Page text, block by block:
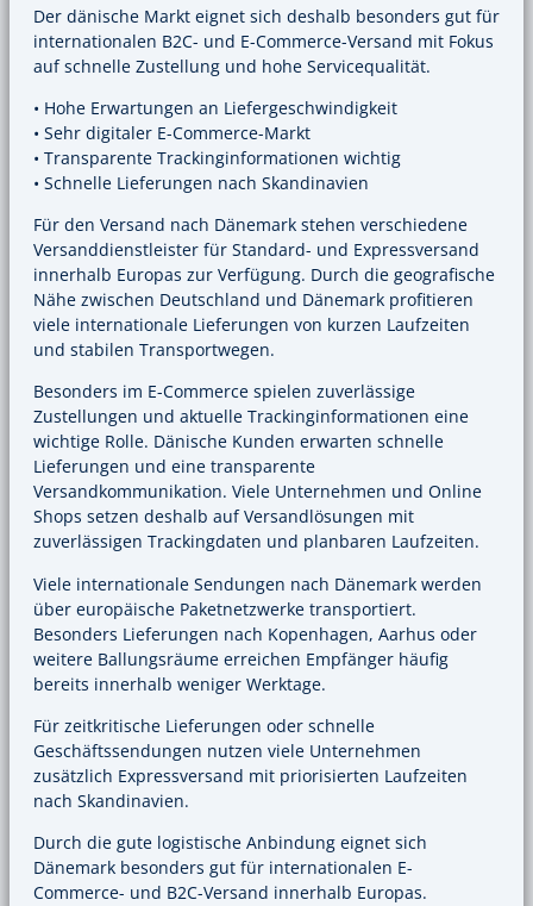
Der dänische Markt eignet sich deshalb besonders gut für
internationalen B2C- und E-Commerce-Versand mit Fokus
auf schnelle Zustellung und hohe Servicequalität.
• Hohe Erwartungen an Liefergeschwindigkeit
• Sehr digitaler E-Commerce-Markt
• Transparente Trackinginformationen wichtig
• Schnelle Lieferungen nach Skandinavien
Für den Versand nach Dänemark stehen verschiedene
Versanddienstleister für Standard- und Expressversand
innerhalb Europas zur Verfügung. Durch die geografische
Nähe zwischen Deutschland und Dänemark profitieren
viele internationale Lieferungen von kurzen Laufzeiten
und stabilen Transportwegen.
Besonders im E-Commerce spielen zuverlässige
Zustellungen und aktuelle Trackinginformationen eine
wichtige Rolle. Dänische Kunden erwarten schnelle
Lieferungen und eine transparente
Versandkommunikation. Viele Unternehmen und Online
Shops setzen deshalb auf Versandlösungen mit
zuverlässigen Trackingdaten und planbaren Laufzeiten.
Viele internationale Sendungen nach Dänemark werden
über europäische Paketnetzwerke transportiert.
Besonders Lieferungen nach Kopenhagen, Aarhus oder
weitere Ballungsräume erreichen Empfänger häufig
bereits innerhalb weniger Werktage.
Für zeitkritische Lieferungen oder schnelle
Geschäftssendungen nutzen viele Unternehmen
zusätzlich Expressversand mit priorisierten Laufzeiten
nach Skandinavien.
Durch die gute logistische Anbindung eignet sich
Dänemark besonders gut für internationalen E-
Commerce- und B2C-Versand innerhalb Europas.